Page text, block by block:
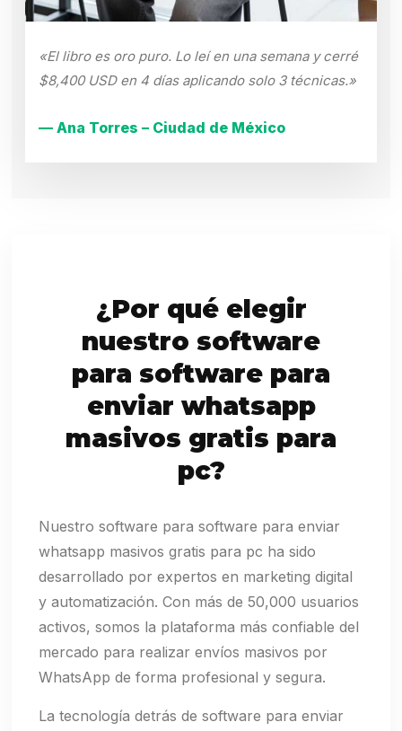
«El libro es oro puro. Lo leí en una semana y cerré
$8,400 USD en 4 días aplicando solo 3 técnicas.»
— Ana Torres – Ciudad de México
¿Por qué elegir
nuestro software
para software para
enviar whatsapp
masivos gratis para
pc?
Nuestro software para software para enviar
whatsapp masivos gratis para pc ha sido
desarrollado por expertos en marketing digital
y automatización. Con más de 50,000 usuarios
activos, somos la plataforma más confiable del
mercado para realizar envíos masivos por
WhatsApp de forma profesional y segura.
La tecnología detrás de software para enviar